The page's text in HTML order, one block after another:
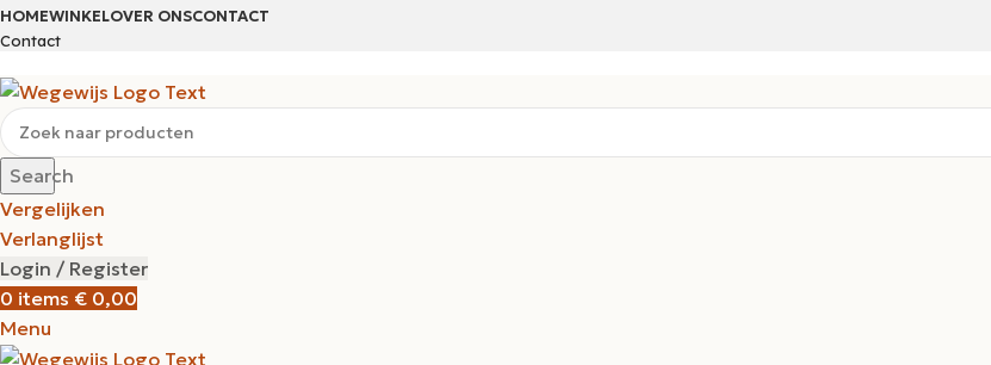
HOMEWINKELOVER ONSCONTACT
Contact
Search
Vergelijken
Verlanglijst
Login / Register
0 items € 0,00
Menu